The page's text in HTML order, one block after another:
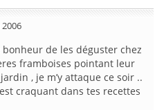
bonheur de les déguster chez
framboises pointant leur
, je m’y attaque ce soir ..
craquant dans tes recettes